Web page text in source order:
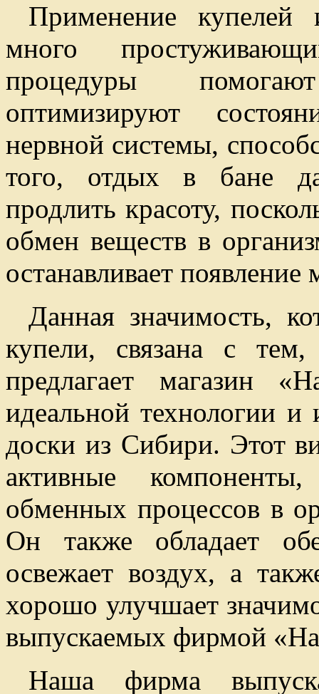
Применение купелей
много
процедуры
оптимизируют
нервной системы,
того, отдых в бане
продлить красоту,
обмен веществ в
останавливает
Данная значимость,
купели, связана с
предлагает магазин
идеальной технологии и
доски из Сибири. Этот
активные
обменных процессов в
Он также обладает
освежает воздух, а
хорошо улучшает
выпускаемых фирмой
Наша фирма